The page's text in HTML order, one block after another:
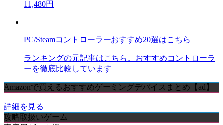
11,480円
PC/Steamコントローラーおすすめ20選はこちら
ランキングの元記事はこちら。おすすめコントローラ
ーを徹底比較しています
Amazonで買えるおすすめゲーミングデバイスまとめ【ad】
詳細を見る
攻略取扱いゲーム